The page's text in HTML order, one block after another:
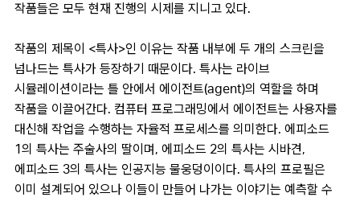
작품들은 모두 현재 진행의 시제를 지니고 있다.
작품의 제목이 <특사>인 이유는 작품 내부에 두 개의 스크린을
넘나드는 특사가 등장하기 때문이다. 특사는 라이브
시뮬레이션이라는 틀 안에서 에이전트(agent)의 역할을 하며
작품을 이끌어간다. 컴퓨터 프로그래밍에서 에이전트는 사용자를
대신해 작업을 수행하는 자율적 프로세스를 의미한다. 에피소드
1의 특사는 주술사의 딸이며, 에피소드 2의 특사는 시바견,
에피소드 3의 특사는 인공지능 물웅덩이이다. 특사의 프로필은
이미 설계되어 있으나 이들이 만들어 나가는 이야기는 예측할 수